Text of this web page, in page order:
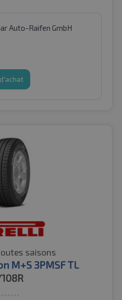
Auto-Raifen GmbH
saisons
M+S 3PMSF TL